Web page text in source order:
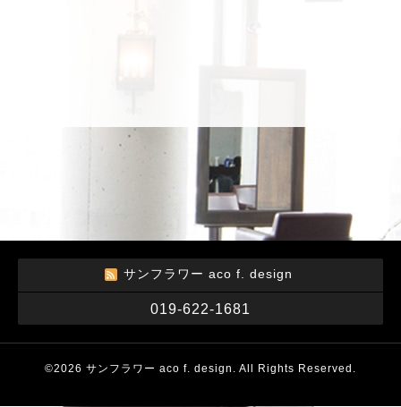
サンフラワー aco f. design
019-622-1681
©2026 サンフラワー aco f. design . All Rights Reserved.